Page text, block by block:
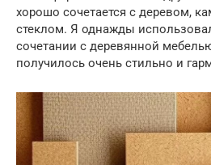
хорошо сочетается с деревом,
стеклом. Я однажды
сочетании с деревянной
получилось очень стильно и